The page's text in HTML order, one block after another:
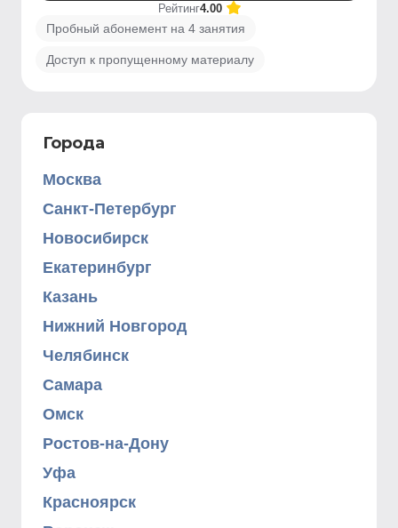
Рейтинг4.00
Пробный абонемент на 4 занятия
Доступ к пропущенному материалу
Города
Москва
Санкт-Петербург
Новосибирск
Екатеринбург
Казань
Нижний Новгород
Челябинск
Самара
Омск
Ростов-на-Дону
Уфа
Красноярск